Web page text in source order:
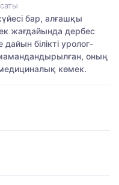
бар, алғашқы
жағдайында дербес
білікті уролог-
оның
көмек.